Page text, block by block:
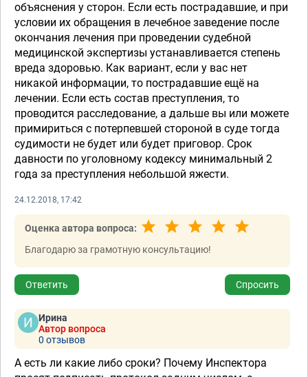
объяснения у сторон. Если есть пострадавшие, и при
условии их обращения в лечебное заведение после
окончания лечения при проведении судебной
медицинской экспертизы устанавливается степень
вреда здоровью. Как вариант, если у вас нет
никакой информации, то пострадавшие ещё на
лечении. Если есть состав преступления, то
проводится расследование, а дальше вы или можете
примириться с потерпевшей стороной в суде тогда
судимости не будет или будет приговор. Срок
давности по уголовному кодексу минимальный 2
года за преступления небольшой яжести.
24.12.2018, 17:42
Оценка автора вопроса:
Благодарю за грамотную консультацию!
Ответить Спросить
Ирина
Автор вопроса
0 отзывов
А есть ли какие либо сроки? Почему Инспектора